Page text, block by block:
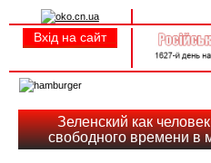
Вхід на сайт
navigation
Зеленский как
свободного времени в